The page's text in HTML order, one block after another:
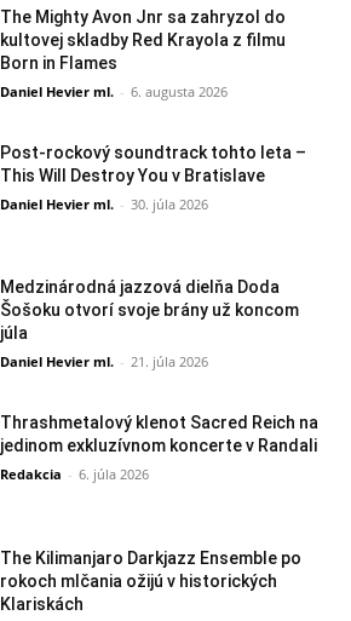
The Mighty Avon Jnr sa zahryzol do
kultovej skladby Red Krayola z filmu
Born in Flames
Daniel Hevier ml. - 6. augusta 2026
Post-rockový soundtrack tohto leta –
This Will Destroy You v Bratislave
Daniel Hevier ml. - 30. júla 2026
Medzinárodná jazzová dielňa Doda
Šošoku otvorí svoje brány už koncom
júla
Daniel Hevier ml. - 21. júla 2026
Thrashmetalový klenot Sacred Reich na
jedinom exkluzívnom koncerte v Randali
Redakcia - 6. júla 2026
The Kilimanjaro Darkjazz Ensemble po
rokoch mlčania ožijú v historických
Klariskách